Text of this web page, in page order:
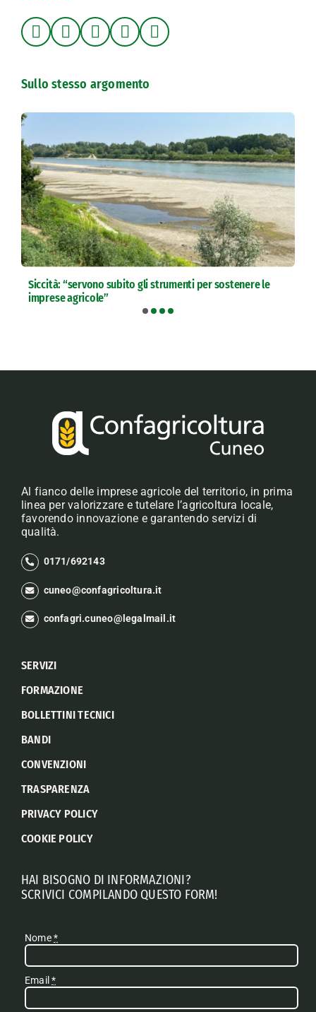
Sullo stesso argomento
Siccità: “servono subito gli strumenti per sostenere le
imprese agricole”
Al fianco delle imprese agricole del territorio, in prima
linea per valorizzare e tutelare l’agricoltura locale,
favorendo innovazione e garantendo servizi di
qualità.
0171/692143
cuneo@confagricoltura.it
confagri.cuneo@legalmail.it
SERVIZI
FORMAZIONE
BOLLETTINI TECNICI
BANDI
CONVENZIONI
TRASPARENZA
PRIVACY POLICY
COOKIE POLICY
HAI BISOGNO DI INFORMAZIONI?
SCRIVICI COMPILANDO QUESTO FORM!
Nome*
Email*